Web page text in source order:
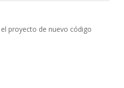
proyecto de nuevo código